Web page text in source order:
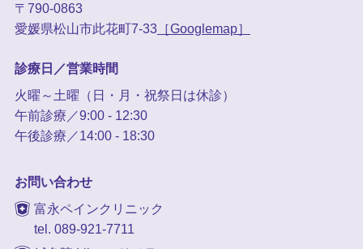
〒790-0863
愛媛県松山市此花町7-33［Googlemap］
診療日／営業時間
火曜～土曜（日・月・祝祭日は休診）
午前診療／9:00 - 12:30
午後診療／14:00 - 18:30
お問い合わせ
富永ペインクリニック
tel. 089-921-7711